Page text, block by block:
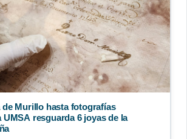
de Murillo hasta fotografías
UMSA resguarda 6 joyas de la